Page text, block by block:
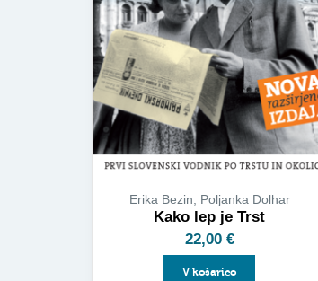
Erika Bezin, Poljanka Dolhar
Kako lep je Trst
22,00 €
V košarico